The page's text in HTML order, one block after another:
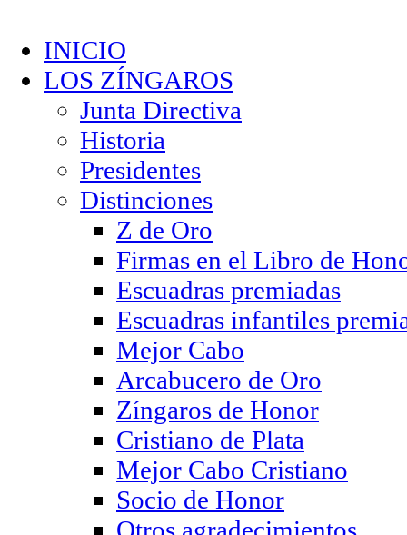
INICIO
LOS ZÍNGAROS
Junta Directiva
Historia
Presidentes
Distinciones
Z de Oro
Firmas en el Libro de
Escuadras premiadas
Escuadras infantiles
Mejor Cabo
Arcabucero de Oro
Zíngaros de Honor
Cristiano de Plata
Mejor Cabo Cristiano
Socio de Honor